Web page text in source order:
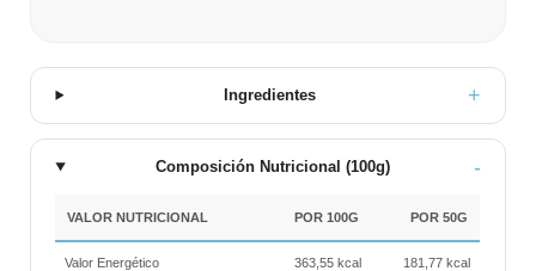
Ingredientes
Composición Nutricional (100g)
VALOR NUTRICIONAL POR 100G POR 50G
Valor Energético 363,55 kcal 181,77 kcal